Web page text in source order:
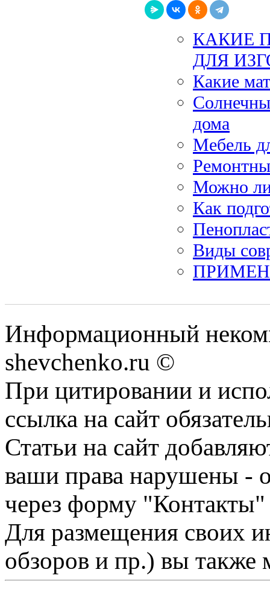
КАКИЕ
ДЛЯ
Какие
дома
Мебель
Можно ли
Как
Виды
Информационный
shevchenko.ru ©
При цитировании и
ссылка на сайт
Статьи на сайт
ваши права нарушены -
через форму "Контакты"
Для размещения своих
обзоров и пр.) вы также